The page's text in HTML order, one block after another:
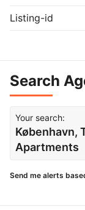
Listing-id
Search
Your search:
København,
Apartments
Send me alerts